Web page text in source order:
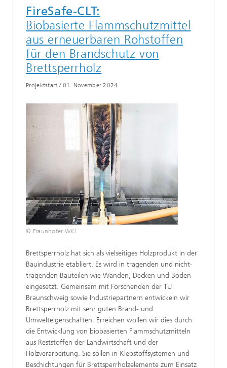
FireSafe-CLT:
Biobasierte Flammschutzmittel
aus erneuerbaren Rohstoffen
für den Brandschutz von
Brettsperrholz
Projektstart / 01. November 2024
© Fraunhofer WKI
Brettsperrholz hat sich als vielseitiges Holzprodukt in der
Bauindustrie etabliert. Es wird in tragenden und nicht-
tragenden Bauteilen wie Wänden, Decken und Böden
eingesetzt. Gemeinsam mit Forschenden der TU
Braunschweig sowie Industriepartnern entwickeln wir
Brettsperrholz mit sehr guten Brand- und
Umwelteigenschaften. Erreichen wollen wir dies durch
die Entwicklung von biobasierten Flammschutzmitteln
aus Reststoffen der Landwirtschaft und der
Holzverarbeitung. Sie sollen in Klebstoffsystemen und
Beschichtungen für Brettsperrholzelemente zum Einsatz